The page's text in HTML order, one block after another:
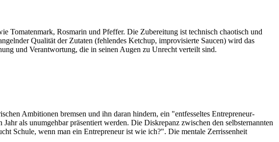
Tomatenmark, Rosmarin und Pfeffer. Die Zubereitung ist technisch chaotisch und
Qualität der Zutaten (fehlendes Ketchup, improvisierte Saucen) wird das
und Verantwortung, die in seinen Augen zu Unrecht verteilt sind.
Ambitionen bremsen und ihn daran hindern, ein "entfesseltes Entrepreneur-
als unumgehbar präsentiert werden. Die Diskrepanz zwischen den selbsternannten
Schule, wenn man ein Entrepreneur ist wie ich?". Die mentale Zerrissenheit